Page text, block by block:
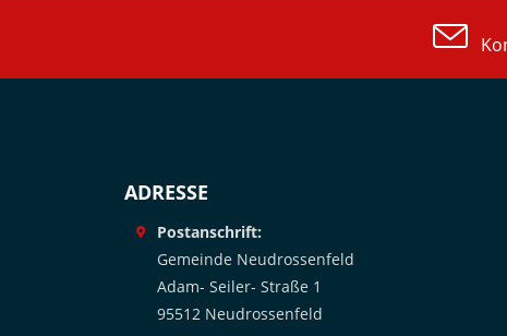
ADRESSE
Postanschrift:
Gemeinde Neudrossenfeld
Adam- Seiler- Straße 1
95512 Neudrossenfeld